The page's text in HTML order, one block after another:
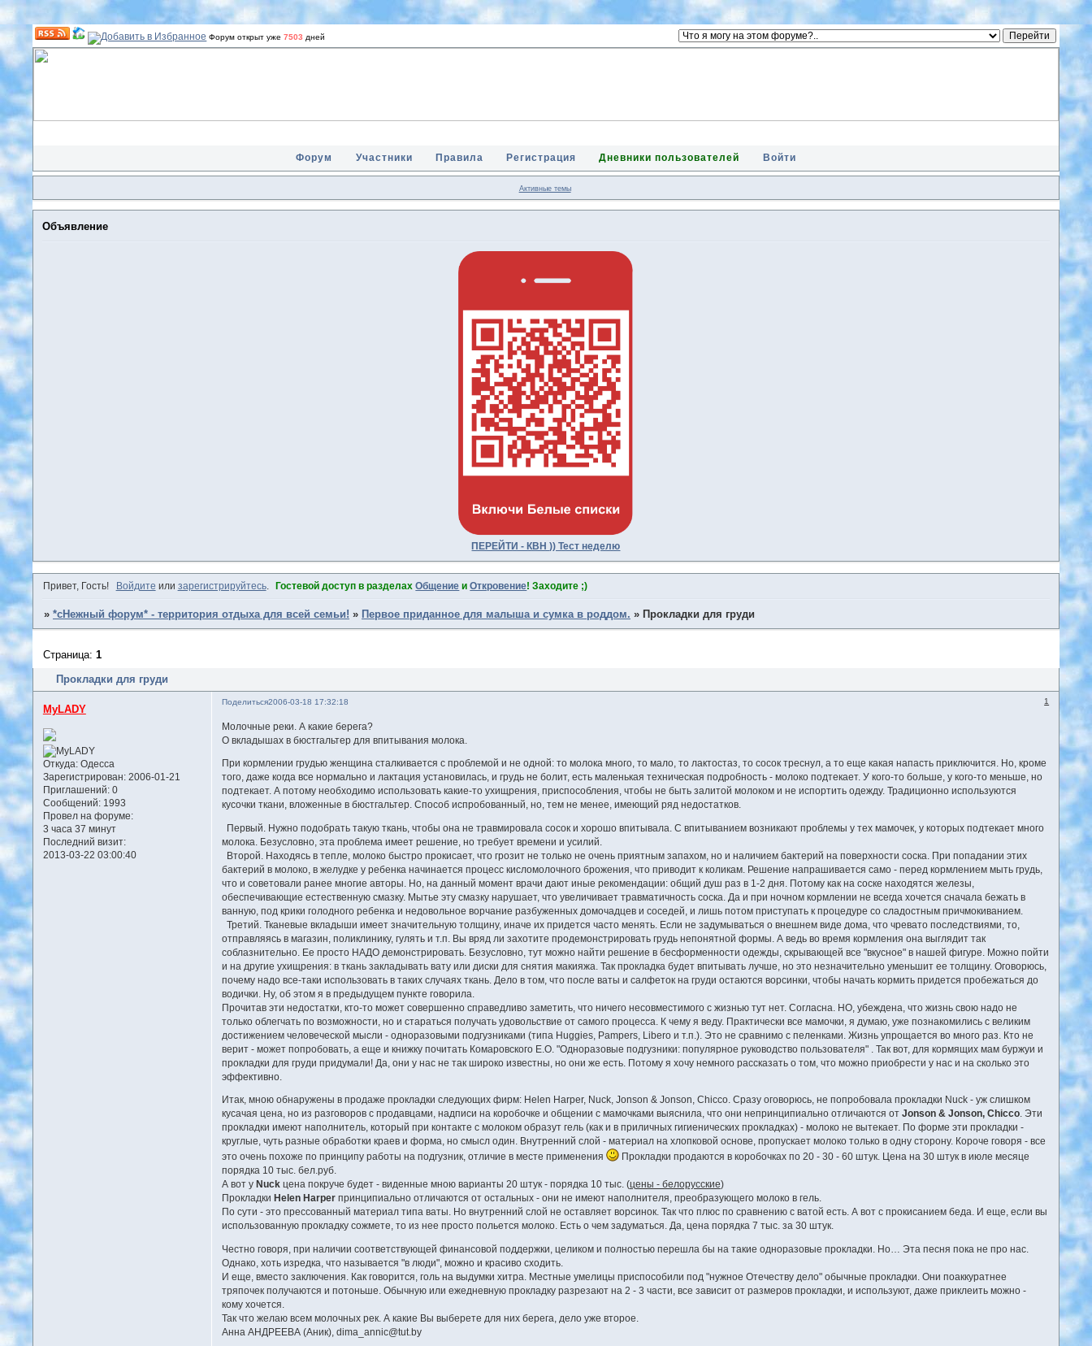
Форум открыт уже7503 дней
Форум Участники Правила Регистрация Дневники пользователей Войти
Активные темы
Объявление
ПЕРЕЙТИ - КВН )) Тест неделю
Привет, Гость! Войдите или зарегистрируйтесь. Гостевой доступ в разделахОбщение иОткровение! Заходите ;)
» *сНежный форум* - территория отдыха для всей семьи! » Первое приданное для малыша и сумка в роддом. » Прокладки для груди
Прокладки для груди
Страница: 1
Поделиться 1
2006-03-18 17:32:18
MyLADY
Откуда:Одесса
Зарегистрирован: 2006-01-21
Приглашений:0
Сообщений:1993
Провел на форуме:
3 часа 37 минут
Последний визит:
2013-03-22 03:00:40
Молочные реки. А какие берега?
О вкладышах в бюстгальтер для впитывания молока.
При кормлении грудью женщина сталкивается с проблемой и не одной: то молока много, то мало, то лактостаз, то сосок треснул, а то еще какая напасть приключится. Но, кроме
того, даже когда все нормально и лактация установилась, и грудь не болит, есть маленькая техническая подробность - молоко подтекает. У кого-то больше, у кого-то меньше, но
подтекает. А потому необходимо использовать какие-то ухищрения, приспособления, чтобы не быть залитой молоком и не испортить одежду. Традиционно используются
кусочки ткани, вложенные в бюстгальтер. Способ испробованный, но, тем не менее, имеющий ряд недостатков.
Первый. Нужно подобрать такую ткань, чтобы она не травмировала сосок и хорошо впитывала. С впитыванием возникают проблемы у тех мамочек, у которых подтекает много
молока. Безусловно, эта проблема имеет решение, но требует времени и усилий.
Второй. Находясь в тепле, молоко быстро прокисает, что грозит не только не очень приятным запахом, но и наличием бактерий на поверхности соска. При попадании этих
бактерий в молоко, в желудке у ребенка начинается процесс кисломолочного брожения, что приводит к коликам. Решение напрашивается само - перед кормлением мыть грудь,
что и советовали ранее многие авторы. Но, на данный момент врачи дают иные рекомендации: общий душ раз в 1-2 дня. Потому как на соске находятся железы,
обеспечивающие естественную смазку. Мытье эту смазку нарушает, что увеличивает травматичность соска. Да и при ночном кормлении не всегда хочется сначала бежать в
ванную, под крики голодного ребенка и недовольное ворчание разбуженных домочадцев и соседей, и лишь потом приступать к процедуре со сладостным причмокиванием.
Третий. Тканевые вкладыши имеет значительную толщину, иначе их придется часто менять. Если не задумываться о внешнем виде дома, что чревато последствиями, то,
отправляясь в магазин, поликлинику, гулять и т.п. Вы вряд ли захотите продемонстрировать грудь непонятной формы. А ведь во время кормления она выглядит так
соблазнительно. Ее просто НАДО демонстрировать. Безусловно, тут можно найти решение в бесформенности одежды, скрывающей все "вкусное" в нашей фигуре. Можно пойти
и на другие ухищрения: в ткань закладывать вату или диски для снятия макияжа. Так прокладка будет впитывать лучше, но это незначительно уменьшит ее толщину. Оговорюсь,
почему надо все-таки использовать в таких случаях ткань. Дело в том, что после ваты и салфеток на груди остаются ворсинки, чтобы начать кормить придется пробежаться до
водички. Ну, об этом я в предыдущем пункте говорила.
Прочитав эти недостатки, кто-то может совершенно справедливо заметить, что ничего несовместимого с жизнью тут нет. Согласна. НО, убеждена, что жизнь свою надо не
только облегчать по возможности, но и стараться получать удовольствие от самого процесса. К чему я веду. Практически все мамочки, я думаю, уже познакомились с великим
достижением человеческой мысли - одноразовыми подгузниками (типа Huggies, Pampers, Libero и т.п.). Это не сравнимо с пеленками. Жизнь упрощается во много раз. Кто не
верит - может попробовать, а еще и книжку почитать Комаровского Е.О. "Одноразовые подгузники: популярное руководство пользователя" . Так вот, для кормящих мам буржуи и
прокладки для груди придумали! Да, они у нас не так широко известны, но они же есть. Потому я хочу немного рассказать о том, что можно приобрести у нас и на сколько это
эффективно.
Итак, мною обнаружены в продаже прокладки следующих фирм: Helen Harper, Nuck, Jonson & Jonson, Chicco. Сразу оговорюсь, не попробовала прокладки Nuck - уж слишком
кусачая цена, но из разговоров с продавцами, надписи на коробочке и общении с мамочками выяснила, что они непринципиально отличаются от Jonson & Jonson, Chicco. Эти
прокладки имеют наполнитель, который при контакте с молоком образут гель (как и в приличных гигиенических прокладках) - молоко не вытекает. По форме эти прокладки -
круглые, чуть разные обработки краев и форма, но смысл один. Внутренний слой - материал на хлопковой основе, пропускает молоко только в одну сторону. Короче говоря - все
это очень похоже по принципу работы на подгузник, отличие в месте применения
Прокладки продаются в коробочках по 20 - 30 - 60 штук. Цена на 30 штук в июле месяце
порядка 10 тыс. бел.руб.
А вот у Nuckцена покруче будет - виденные мною варианты 20 штук - порядка 10 тыс. (цены - белорусские)
Прокладки Helen Harper принципиально отличаются от остальных - они не имеют наполнителя, преобразующего молоко в гель.
По сути - это прессованный материал типа ваты. Но внутренний слой не оставляет ворсинок. Так что плюс по сравнению с ватой есть. А вот с прокисанием беда. И еще, если вы
использованную прокладку сожмете, то из нее просто польется молоко. Есть о чем задуматься. Да, цена порядка 7 тыс. за 30 штук.
Честно говоря, при наличии соответствующей финансовой поддержки, целиком и полностью перешла бы на такие одноразовые прокладки. Но… Эта песня пока не про нас.
Однако, хоть изредка, что называется "в люди", можно и красиво сходить.
И еще, вместо заключения. Как говорится, голь на выдумки хитра. Местные умелицы приспособили под "нужное Отечеству дело" обычные прокладки. Они поаккуратнее
тряпочек получаются и потоньше. Обычную или ежедневную прокладку разрезают на 2 - 3 части, все зависит от размеров прокладки, и используют, даже приклеить можно -
кому хочется.
Так что желаю всем молочных рек. А какие Вы выберете для них берега, дело уже второе.
Анна АНДРЕЕВА (Аник), dima_annic@tut.by